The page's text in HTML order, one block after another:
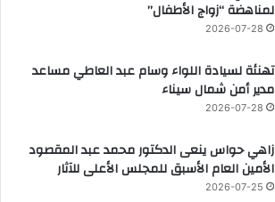
لمناهضة “زواج الأطفال”
2026-07-28
تهنئة لسيادة اللواء وسام عبد العاطي مساعد
مدير أمن شمال سيناء
2026-07-28
زاهي حواس ينعى الدكتور محمد عبد المقصود
الأمين العام الأسبق للمجلس الأعلى للآثار
2026-07-25